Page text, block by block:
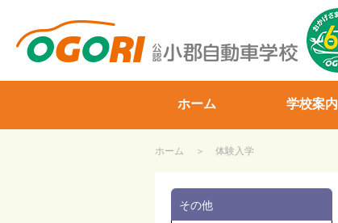
ホーム 学校案内
ホーム 体験入学
その他